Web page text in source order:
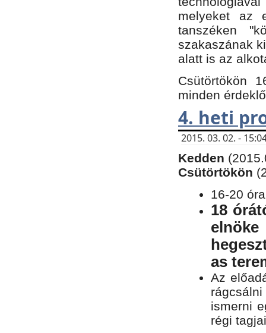
melyeket az
tanszéken
szakaszának
alatt is az
Csütörtökön
minden
4. heti
2015. 03. 02. -
Kedden
Csütörtökön
16-20
18
as
Az
ismerni
régi